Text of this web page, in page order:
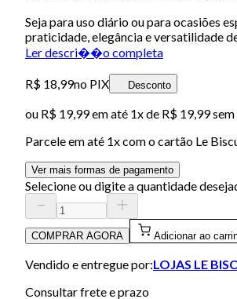
Seja para uso diário ou para ocasiões
praticidade, elegância e versatilidade
Ler descri��o completa
R$ 18,99no PIX Desconto
ou R$ 19,99em até 1x de R$ 19,99sem
Parcele em até 1x com o cartão Le
Ver mais formas de pagamento
Selecione ou digite a quantidade
COMPRAR AGORA Adicionar ao
Vendido e entregue por:LOJAS LE
Consultar frete e prazo